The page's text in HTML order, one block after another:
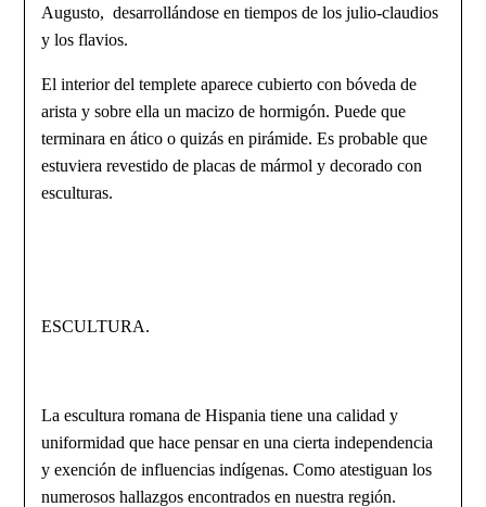
Augusto, desarrollándose en tiempos de los julio-claudios
y los flavios.
El interior del templete aparece cubierto con bóveda de
arista y sobre ella un macizo de hormigón. Puede que
terminara en ático o quizás en pirámide. Es probable que
estuviera revestido de placas de mármol y decorado con
esculturas.
ESCULTURA.
La escultura romana de Hispania tiene una calidad y
uniformidad que hace pensar en una cierta independencia
y exención de influencias indígenas. Como atestiguan los
numerosos hallazgos encontrados en nuestra región.